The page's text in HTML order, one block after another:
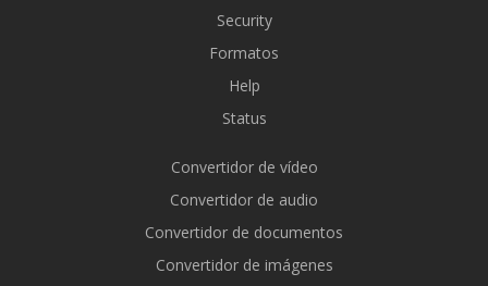
Security
Formatos
Help
Status
Convertidor de vídeo
Convertidor de audio
Convertidor de documentos
Convertidor de imágenes